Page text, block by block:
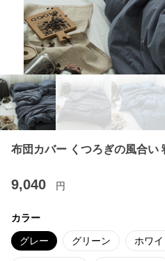
布団カバー くつろぎの風合い
9,040 円
カラー
グレー グリーン ホワイ